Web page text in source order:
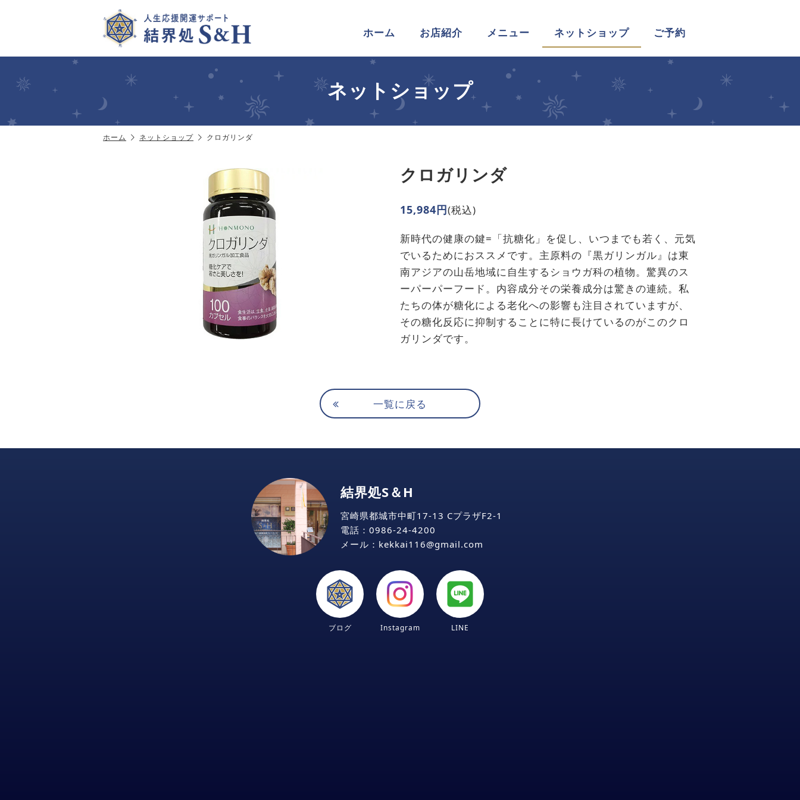
ホーム お店紹介 メニュー ネットショップ ご予約
ネットショップ
ホーム ネットショップ クロガリンダ
クロガリンダ
15,984円(税込)
新時代の健康の鍵=「抗糖化」を促し、いつまでも若く、元気
でいるためにおススメです。主原料の『黒ガリンガル』は東
南アジアの山岳地域に自生するショウガ科の植物。驚異のス
ーパーパーフード。内容成分その栄養成分は驚きの連続。私
たちの体が糖化による老化への影響も注目されていますが、
その糖化反応に抑制することに特に長けているのがこのクロ
ガリンダです。
一覧に戻る
結界処S＆H
宮崎県都城市中町17-13 CプラザF2-1
電話： 0986-24-4200
メール：kekkai116
gmail com
ブログ Instagram LINE